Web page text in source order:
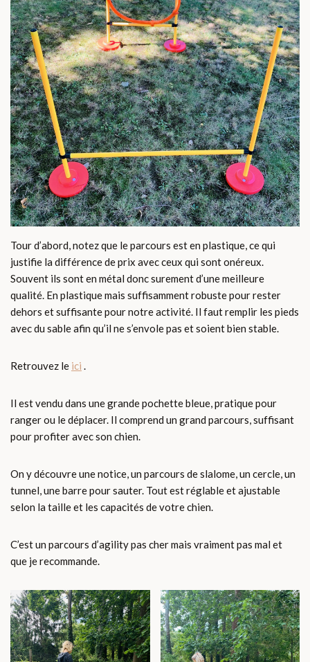
Tour d’abord, notez que le parcours est en plastique, ce qui
justifie la différence de prix avec ceux qui sont onéreux.
Souvent ils sont en métal donc surement d’une meilleure
qualité. En plastique mais suffisamment robuste pour rester
dehors et suffisante pour notre activité. Il faut remplir les pieds
avec du sable afin qu’il ne s’envole pas et soient bien stable.
Retrouvez le ici .
Il est vendu dans une grande pochette bleue, pratique pour
ranger ou le déplacer. Il comprend un grand parcours, suffisant
pour profiter avec son chien.
On y découvre une notice, un parcours de slalome, un cercle, un
tunnel, une barre pour sauter. Tout est réglable et ajustable
selon la taille et les capacités de votre chien.
C’est un parcours d’agility pas cher mais vraiment pas mal et
que je recommande.